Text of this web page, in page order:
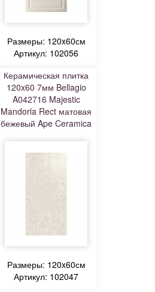
Размеры: 120x60см
Артикул: 102056
Керамическая плитка
120x60 7мм Bellagio
A042716 Majestic
Mandorla Rect матовая
бежевый Ape Ceramica
Размеры: 120x60см
Артикул: 102047